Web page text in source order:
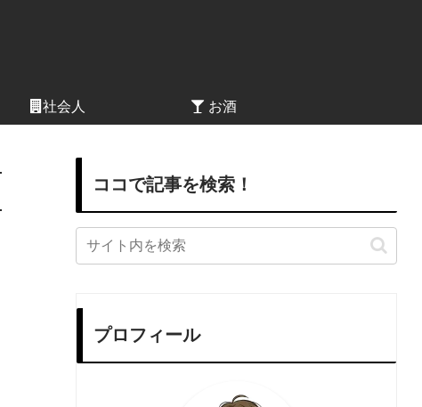
社会人 お酒
ココで記事を検索！
プロフィール